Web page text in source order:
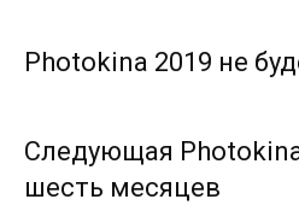
Photokina 2019 не
Следующая
шесть месяцев